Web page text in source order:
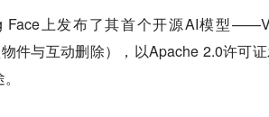
Face上发布了其首个开源AI模型
件与互动删除），以Apache 2.0许可